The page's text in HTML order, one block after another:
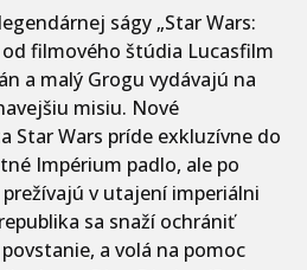
ságy „Star Wars:
filmového štúdia Lucasfilm
a malý Grogu vydávajú na
misiu. Nové
Star Wars príde exkluzívne do
Impérium padlo, ale po
v utajení imperiálni
sa snaží ochrániť
a volá na pomoc